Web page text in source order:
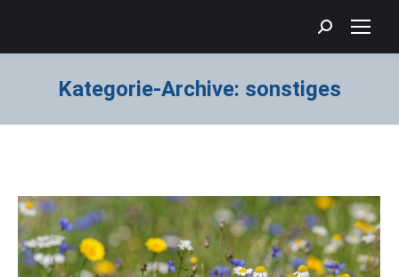
Search:
Kategorie-Archive: sonstiges